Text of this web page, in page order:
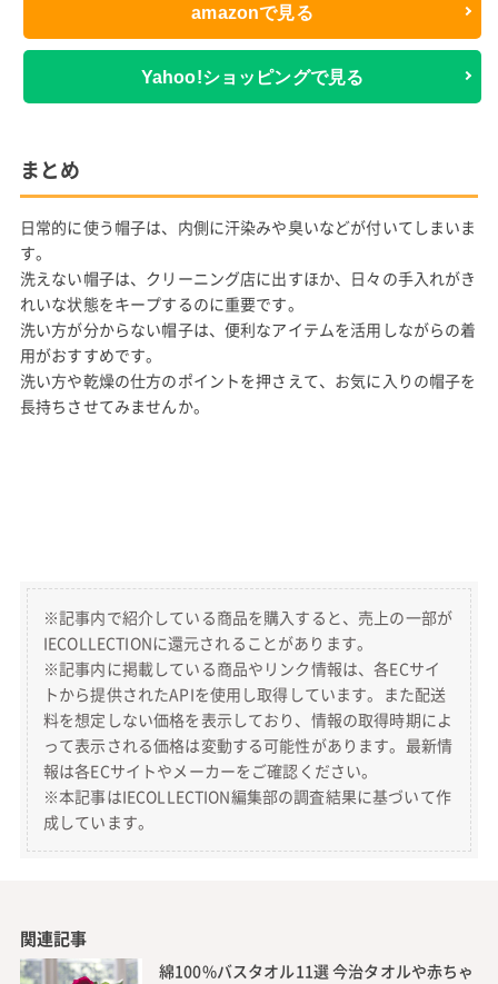
amazonで見る
Yahoo!ショッピングで見る
まとめ
日常的に使う帽子は、内側に汗染みや臭いなどが付いてしまいま
す。
洗えない帽子は、クリーニング店に出すほか、日々の手入れがき
れいな状態をキープするのに重要です。
洗い方が分からない帽子は、便利なアイテムを活用しながらの着
用がおすすめです。
洗い方や乾燥の仕方のポイントを押さえて、お気に入りの帽子を
長持ちさせてみませんか。
※記事内で紹介している商品を購入すると、売上の一部が
IECOLLECTIONに還元されることがあります。
※記事内に掲載している商品やリンク情報は、各ECサイ
トから提供されたAPIを使用し取得しています。また配送
料を想定しない価格を表示しており、情報の取得時期によ
って表示される価格は変動する可能性があります。最新情
報は各ECサイトやメーカーをご確認ください。
※本記事はIECOLLECTION編集部の調査結果に基づいて作
成しています。
関連記事
綿100%バスタオル11選 今治タオルや赤ちゃ